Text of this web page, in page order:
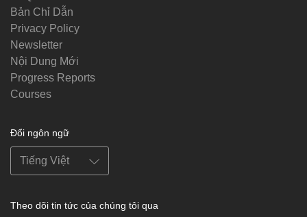
Bản Chỉ Dẫn
Privacy Policy
Newsletter
Nội Dung Mới
Progress Reports
Courses
Đổi ngôn ngữ
Theo dõi tin tức của chúng tôi qua